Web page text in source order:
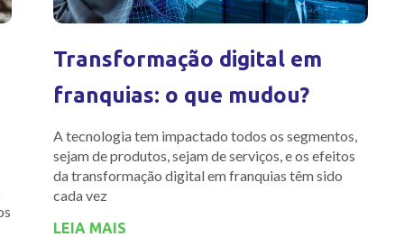
Transformação digital em
franquias: o que mudou?
A tecnologia tem impactado todos os segmentos,
sejam de produtos, sejam de serviços, e os efeitos
da transformação digital em franquias têm sido
cada vez
LEIA MAIS